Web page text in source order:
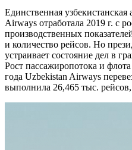
Единственная
Airways отработала 2019 г. с
производственных
и количество рейсов. Но
устраивает состояние дел в
Рост пассажиропотока и
года Uzbekistan Airways
выполнила 26,465 тыс. рейсов,